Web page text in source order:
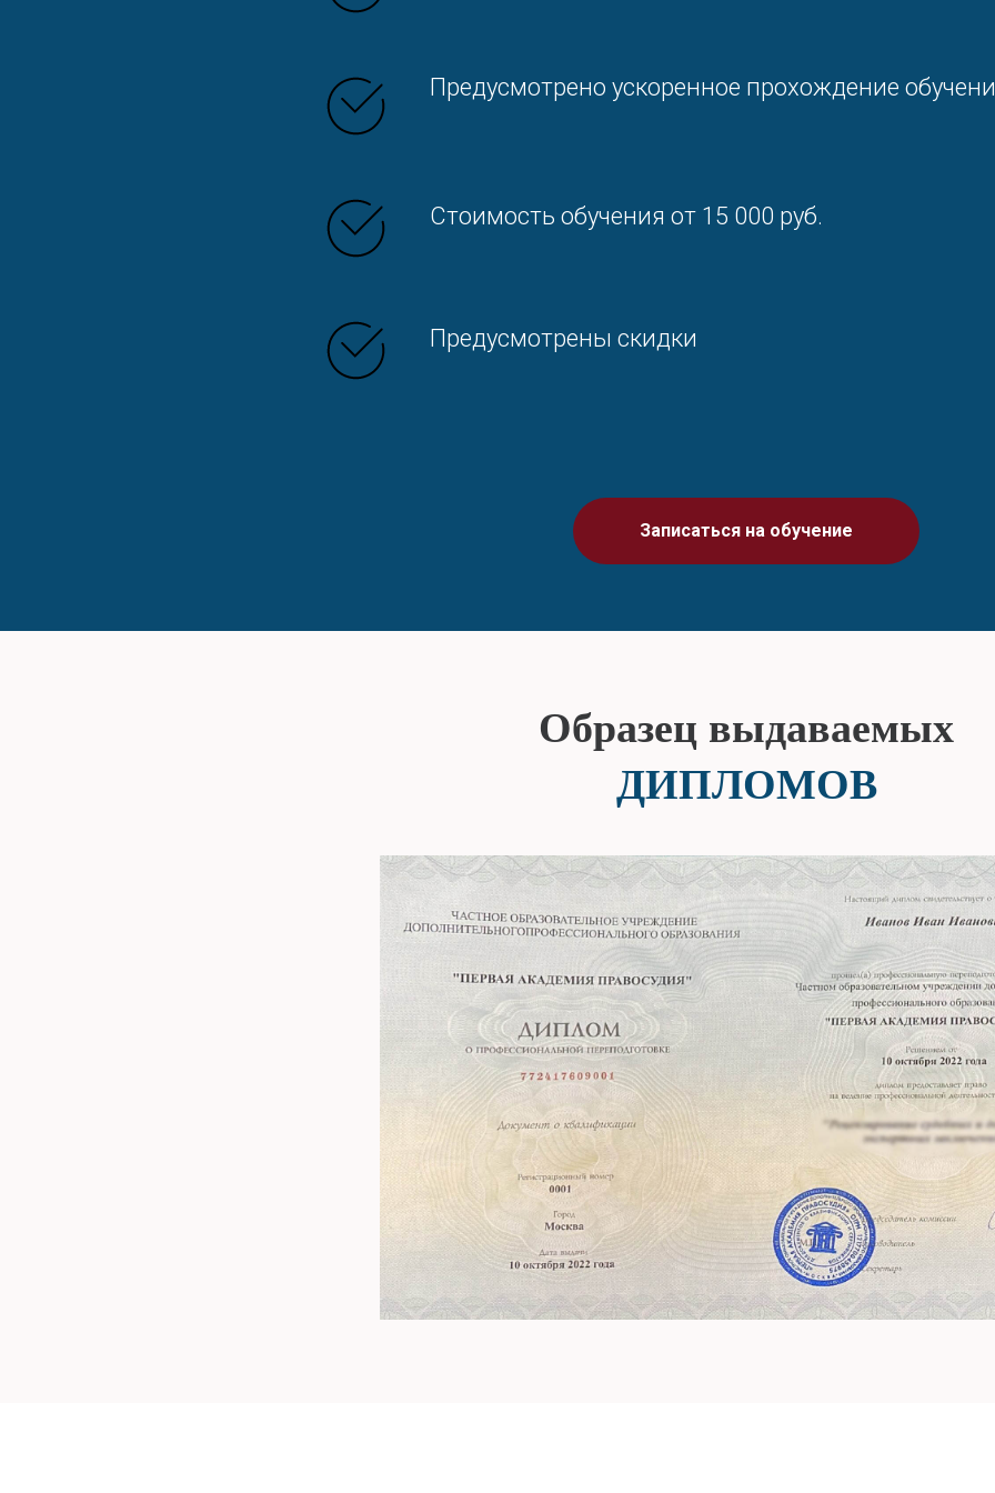
Предусмотрено ускоренное прохождение
Стоимость обучения от 15 000 руб.
Предусмотрены скидки
Записаться на обучение
Образец выдаваемых
ДИПЛОМОВ